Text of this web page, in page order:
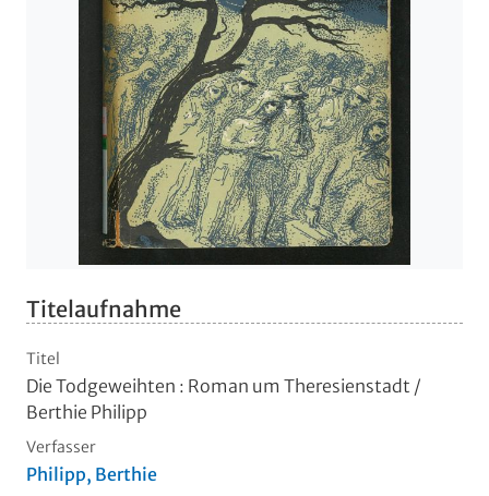
Titelaufnahme
Titel
Die Todgeweihten : Roman um Theresienstadt /
Berthie Philipp
Verfasser
Philipp, Berthie